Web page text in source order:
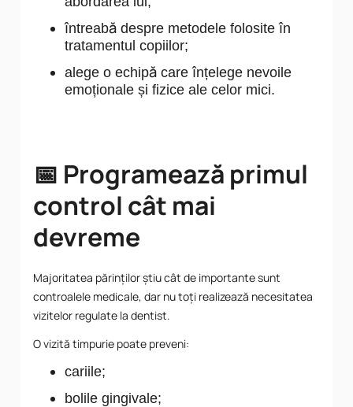
întreabă despre metodele folosite în
tratamentul copiilor;
alege o echipă care înțelege nevoile
emoționale și fizice ale celor mici.
📅 Programează primul
control cât mai
devreme
Majoritatea părinților știu cât de importante sunt
controalele medicale, dar nu toți realizează necesitatea
vizitelor regulate la dentist.
O vizită timpurie poate preveni:
cariile;
bolile gingivale;